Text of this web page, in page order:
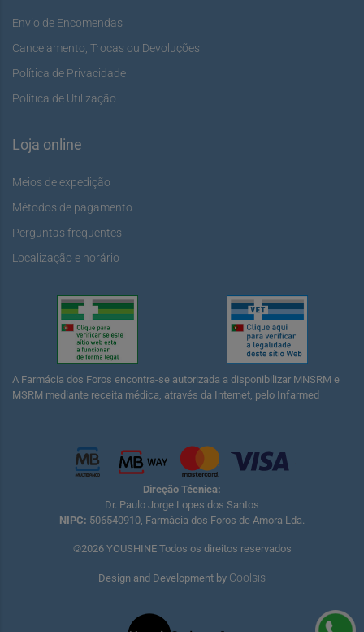
Envio de Encomendas
Cancelamento, Trocas ou Devoluções
Política de Privacidade
Política de Utilização
Loja online
Meios de expedição
Métodos de pagamento
Perguntas frequentes
Localização e horário
A Farmácia dos Foros encontra-se autorizada a disponibilizar MNSRM e
MSRM mediante receita médica, através da Internet, pelo Infarmed
Direção Técnica:
Dr. Paulo Jorge Lopes dos Santos
NIPC: 506540910, Farmácia dos Foros de Amora Lda.
©2026 YOUSHINE Todos os direitos reservados
Design and Development by Coolsis